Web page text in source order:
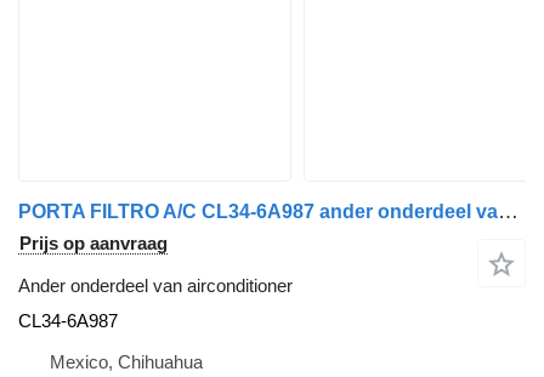
PORTA FILTRO A/C CL34-6A987 ander onderdeel van airconditioner voor Ford F150 LARIAT auto
Prijs op aanvraag
Ander onderdeel van airconditioner
CL34-6A987
Mexico, Chihuahua